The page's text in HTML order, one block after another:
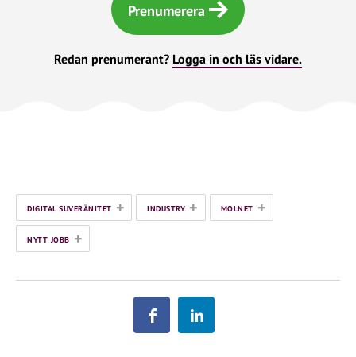
Prenumerera
Redan prenumerant? Logga in och läs vidare.
DIGITAL SUVERÄNITET + INDUSTRY + MOLNET +
NYTT JOBB +